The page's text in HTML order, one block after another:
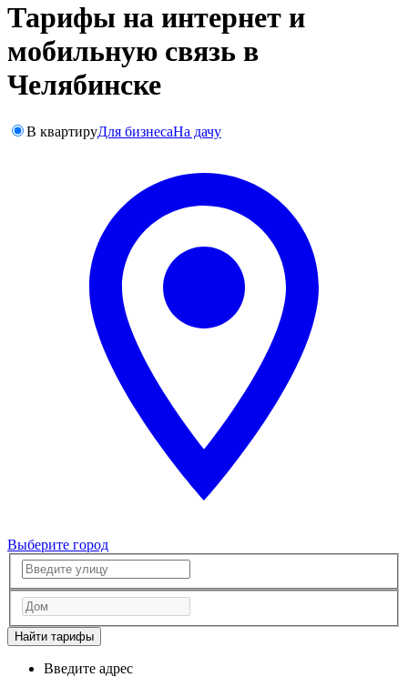
Тарифы на интернет и
мобильную связь в
Челябинске
В квартируДля бизнесаНа дачу
Выберите город
Найти тарифы
Введите адрес